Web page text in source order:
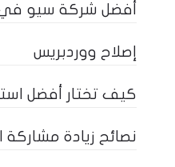
أفضل شركة سيو في
إصلاح ووردبريس
كيف تختار أفضل
نصائح زيادة مشاركة